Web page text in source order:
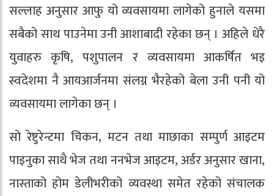
सल्लाह अनुसार आफु यो व्यवसायमा लागेको हुनाले यसमा
सबैको साथ पाउनेमा उनी आशाबादी रहेका छन् । अहिले धेरै
युवाहरु कृषि, पशुपालन र व्यवसायमा आकर्षित भइ
स्वदेशमा नै आयआर्जनमा संलग्न भैरहेको बेला उनी पनी यो
व्यवसायमा लागेका छन् ।
सो रेष्टुरेन्टमा चिकन, मटन तथा माछाका सम्पुर्ण आइटम
पाइनुका साथै भेज तथा ननभेज आइटम, अर्डर अनुसार खाना,
नास्ताको होम डेलीभरीको व्यवस्था समेत रहेको संचालक